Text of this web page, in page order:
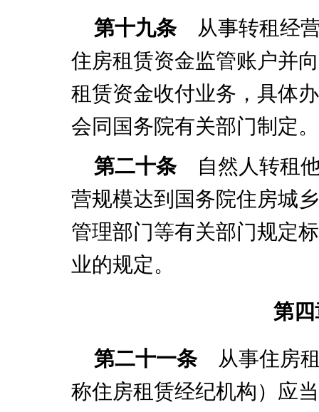
第十九条从事转租经营
住房租赁资金监管账户并
租赁资金收付业务，具体
会同国务院有关部门制定。
第二十条自然人转租他
营规模达到国务院住房城
管理部门等有关部门规定
业的规定。
第
第二十一条从事住房租
称住房租赁经纪机构）应